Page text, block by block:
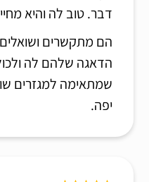
דבר. טוב לה והיא
הם מתקשרים
הדאגה שלהם לה
שמתאימה למגזרים
יפה.